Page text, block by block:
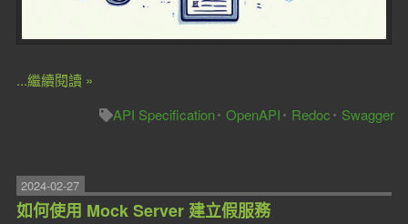
...繼續閱讀 »
API Specification OpenAPI Redoc Swagger
2024-02-27
如何使用 Mock Server 建立假服務